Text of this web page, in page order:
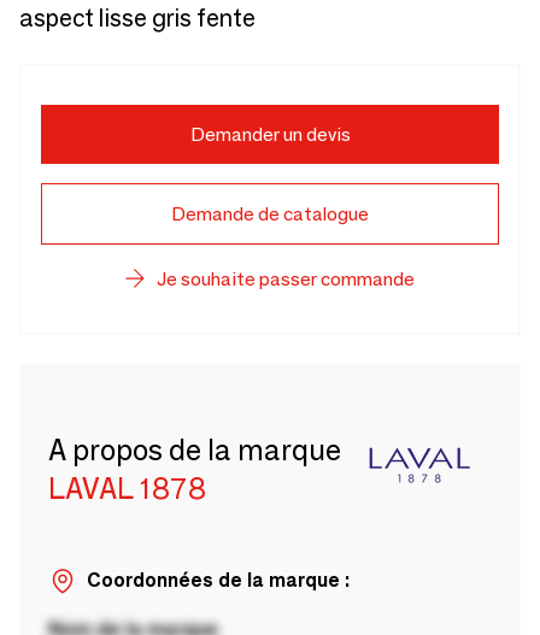
aspect lisse gris fente
Demander un devis
Demande de catalogue
Je souhaite passer commande
A propos de la marque
LAVAL 1878
Coordonnées de la marque :
Nom de la marque